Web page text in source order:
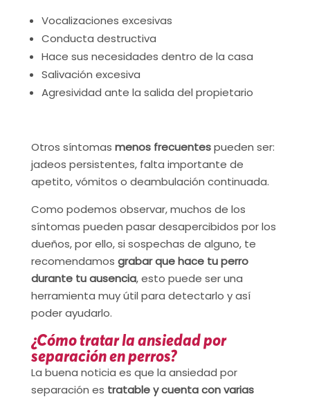
Vocalizaciones excesivas
Conducta destructiva
Hace sus necesidades dentro de la casa
Salivación excesiva
Agresividad ante la salida del propietario
Otros síntomas menos frecuentespueden ser:
jadeos persistentes, falta importante de
apetito, vómitos o deambulación continuada.
Como podemos observar, muchos de los
síntomas pueden pasar desapercibidos por los
dueños, por ello, si sospechas de alguno, te
recomendamos grabar que hace tu perro
durante tu ausencia, esto puede ser una
herramienta muy útil para detectarlo y así
poder ayudarlo.
¿Cómo tratar la ansiedad por
separación en perros?
La buena noticia es que la ansiedad por
separación es tratable y cuenta con varias